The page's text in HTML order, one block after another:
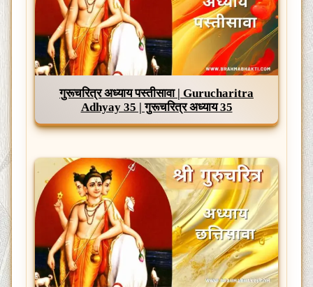
गुरूचरित्र अध्याय पस्तीसावा | Gurucharitra
Adhyay 35 | गुरूचरित्र अध्याय 35